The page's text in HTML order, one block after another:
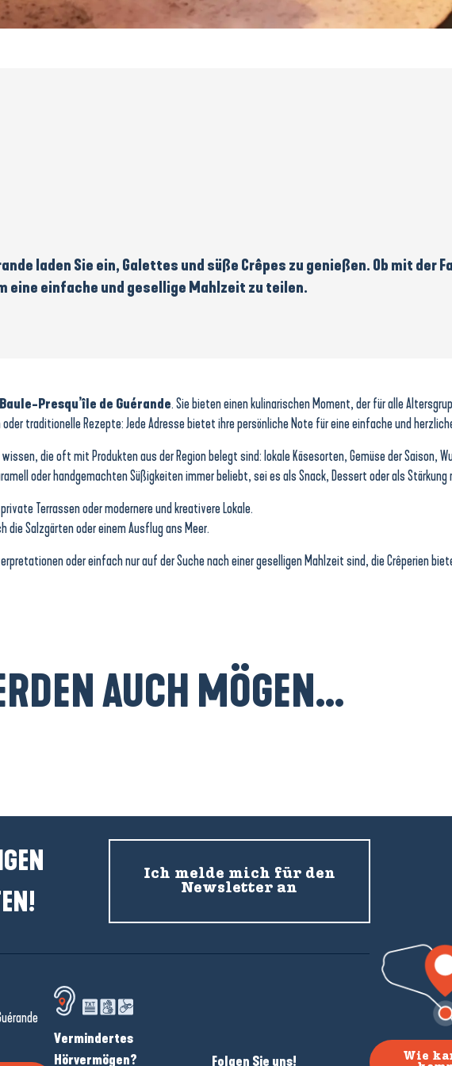
laden Sie ein, Galettes und süße Crêpes zu genießen. Ob mit der
eine einfache und gesellige Mahlzeit zu teilen.
Presqu’île de Guérande. Sie bieten einen kulinarischen Moment, der für alle
traditionelle Rezepte: Jede Adresse bietet ihre persönliche Note für eine einfache und
die oft mit Produkten aus der Region belegt sind: lokale Käsesorten, Gemüse der Saison,
oder handgemachten Süßigkeiten immer beliebt, sei es als Snack, Dessert oder als Stärkung
Terrassen oder modernere und kreativere Lokale.
die Salzgärten oder einem Ausflug ans Meer.
oder einfach nur auf der Suche nach einer geselligen Mahlzeit sind, die Crêperien
AUCH MÖGEN...
Ich melde mich für den
Newsletter an
Vermindertes
Hörvermögen?
Folgen Sie uns!
Wie